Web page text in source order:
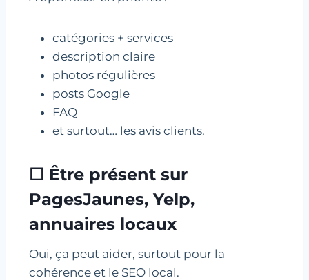
catégories + services
description claire
photos régulières
posts Google
FAQ
et surtout… les avis clients.
☐ Être présent sur
PagesJaunes, Yelp,
annuaires locaux
Oui, ça peut aider, surtout pour la
cohérence et le SEO local.